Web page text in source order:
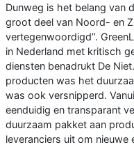
Dunweg is het belang van
groot deel van Noord- en
vertegenwoordigd’’.
in Nederland met kritisch
diensten benadrukt De
producten was het
was ook versnipperd.
eenduidig en transparant
duurzaam pakket aan
leveranciers uit om nieuwe